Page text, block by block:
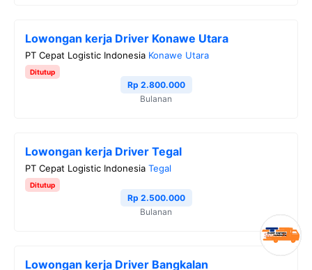
Lowongan kerja Driver Konawe Utara
PT Cepat Logistic Indonesia Konawe Utara
Ditutup
Rp 2.800.000
Bulanan
Lowongan kerja Driver Tegal
PT Cepat Logistic Indonesia Tegal
Ditutup
Rp 2.500.000
Bulanan
Lowongan kerja Driver Bangkalan